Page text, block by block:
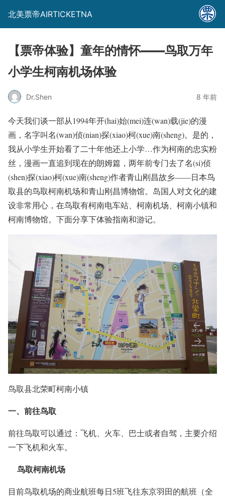
北美票帝AIRTICKETNA
【票帝体验】童年的情怀——鸟取万年
小学生柯南机场体验
Dr.Shen 8 年前
今天我们谈一部从1994年开(hai)始(mei)连(wan)载(jie)的漫
画，名字叫名(wan)侦(nian)探(xiao)柯(xue)南(sheng)。是的，
我从小学生开始看了二十年他还上小学…作为柯南的忠实粉
丝，漫画一直追到现在的朗姆篇，两年前专门去了名(si)侦
(shen)探(xiao)柯(xue)南(sheng)作者青山刚昌故乡——日本鸟
取县的鸟取柯南机场和青山刚昌博物馆。岛国人对文化的建
设非常用心，在鸟取有柯南电车站、柯南机场、柯南小镇和
柯南博物馆。下面分享下体验指南和游记。
鸟取县北荣町柯南小镇
一、前往鸟取
前往鸟取可以通过：飞机、火车、巴士或者自驾，主要介绍
一下飞机和火车。
鸟取柯南机场
目前鸟取机场的商业航班每日5班飞往东京羽田的航班（全